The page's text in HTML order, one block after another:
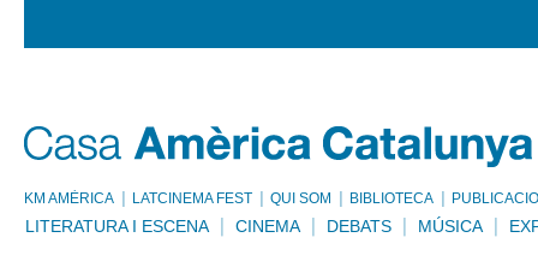
KM AMÈRICA LATCINEMA FEST QUI SOM BIBLIOTECA
LITERATURA I ESCENA CINEMA DEBATS MÚSICA